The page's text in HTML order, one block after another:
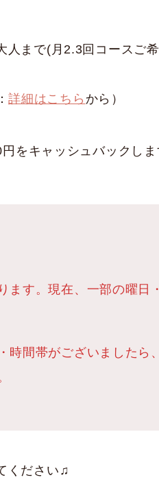
まで(月2.3回コースご
詳細はこちら から）
をキャッシュバックしま
す。現在、一部の曜日
間帯がございましたら
ください♫